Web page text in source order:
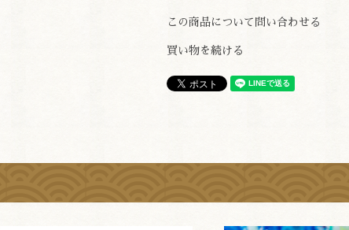
この商品について問い合わせる
買い物を続ける